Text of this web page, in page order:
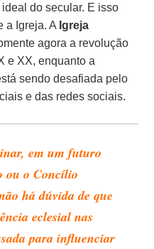
do secular. E isso
a Igreja. A Igreja
agora a revolução
e XX, enquanto a
sendo desafiada pelo
e das redes sociais.
em um futuro
ou o Concílio
há dúvida de que
eclesial nas
para influenciar